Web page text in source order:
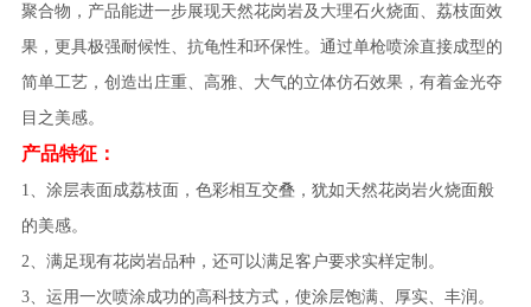
聚合物，产品能进一步展现天然花岗岩及大理石火烧面、荔枝面效
果，更具极强耐候性、抗龟性和环保性。通过单枪喷涂直接成型的
简单工艺，创造出庄重、高雅、大气的立体仿石效果，有着金光夺
目之美感。
产品特征：
1、涂层表面成荔枝面，色彩相互交叠，犹如天然花岗岩火烧面般
的美感。
2、满足现有花岗岩品种，还可以满足客户要求实样定制。
3、运用一次喷涂成功的高科技方式，使涂层饱满、厚实、丰润。